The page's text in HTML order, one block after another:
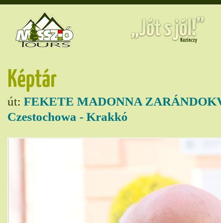
Képtár
út: FEKETE MADONNA
Czestochowa - Krakkó